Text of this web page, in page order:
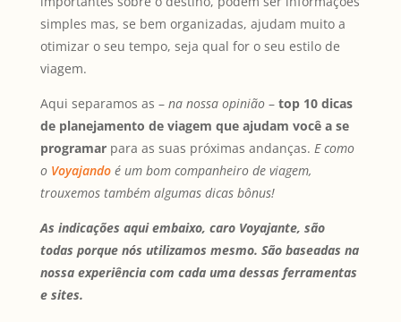
simples mas, se bem organizadas, ajudam muito a
otimizar o seu tempo, seja qual for o seu estilo de
viagem.
Aqui separamos as – na nossa opinião– top 10 dicas
de planejamento de viagem que ajudam você a se
programarpara as suas próximas andanças. E como
o Voyajandoé um bom companheiro de viagem,
trouxemos também algumas dicas bônus!
As indicações aqui embaixo, caro Voyajante, são
todas porque nós utilizamos mesmo. São baseadas na
nossa experiência com cada uma dessas ferramentas
e sites.